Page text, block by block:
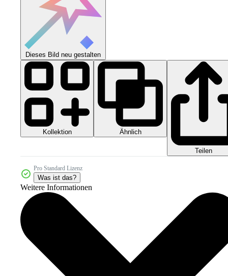
Dieses Bild neu gestalten
Kollektion Ähnlich
Teilen
Pro Standard Lizenz
Was ist das?
Weitere Informationen